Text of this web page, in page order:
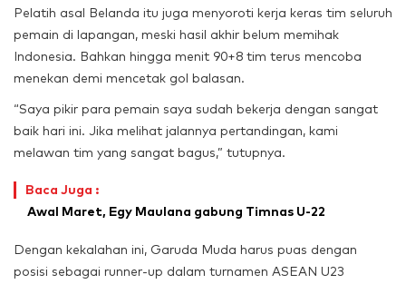
Pelatih asal Belanda itu juga menyoroti kerja keras tim seluruh
pemain di lapangan, meski hasil akhir belum memihak
Indonesia. Bahkan hingga menit 90+8 tim terus mencoba
menekan demi mencetak gol balasan.
“Saya pikir para pemain saya sudah bekerja dengan sangat
baik hari ini. Jika melihat jalannya pertandingan, kami
melawan tim yang sangat bagus,” tutupnya.
Baca Juga :
Awal Maret, Egy Maulana gabung Timnas U-22
Dengan kekalahan ini, Garuda Muda harus puas dengan
posisi sebagai runner-up dalam turnamen ASEAN U23